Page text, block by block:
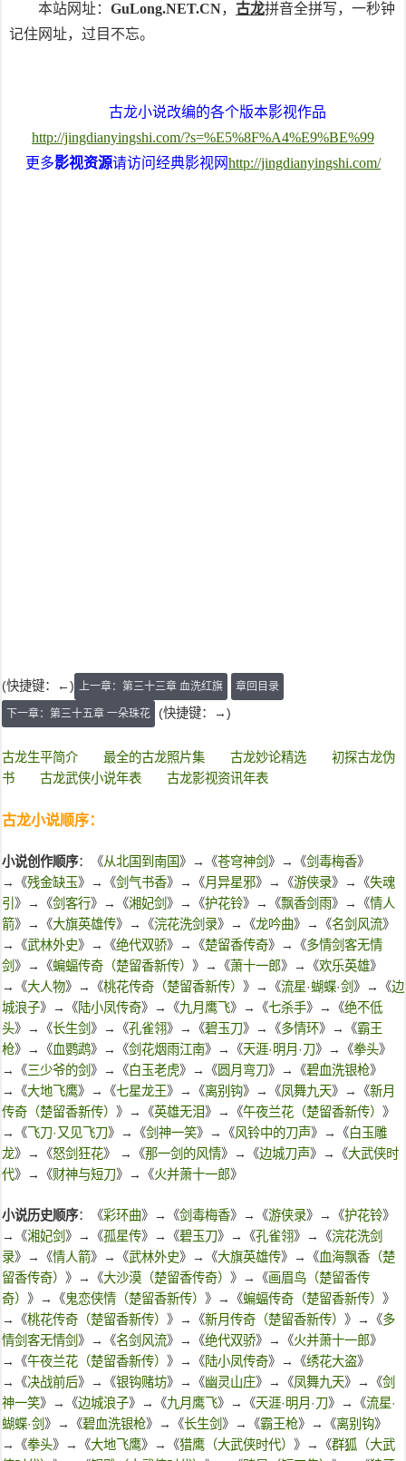
本站网址： GuLong.NET.CN， 古龙拼音全拼写，一秒钟
记住网址，过目不忘。
古龙小说改编的各个版本影视作品
http://jingdianyingshi.com/?s=%E5%8F%A4%E9%BE%99
更多影视资源请访问经典影视网http://jingdianyingshi.com/
(快捷键：←) 上一章：第三十三章 血洗红旗 章回目录
下一章：第三十五章 一朵珠花 (快捷键：→)
古龙生平简介 最全的古龙照片集 古龙妙论精选
初探古龙伪
书
古龙武侠小说年表 古龙影视资讯年表
古龙小说顺序：
小说创作顺序：《从北国到南国》→《苍穹神剑 》→《剑毒梅香》
→《残金缺玉》→《剑气书香》→《月异星邪》→《游侠录》→《失魂
引 》→《剑客行》→《湘妃剑 》→《护花铃》→《飘香剑雨》→《情人
箭》→《大旗英雄传》→《浣花洗剑录》→《龙吟曲》→《名剑风流》
→《武林外史》→《绝代双骄》→《楚留香传奇》→《多情剑客无情
剑 》→《蝙蝠传奇（楚留香新传） 》→《萧十一郎》→《欢乐英雄》
→《大人物》→《桃花传奇（楚留香新传） 》→《流星·蝴蝶·剑 》→《边
城浪子》→《陆小凤传奇》→《九月鹰飞》→《七杀手》→《绝不低
头》→《长生剑 》→《孔雀翎》→《碧玉刀》→《多情环》→《霸王
枪》→《血鹦鹉》→《剑花烟雨江南》→《天涯·明月·刀》→《拳头》
→《三少爷的剑 》→《白玉老虎》→《 圆月弯刀》→《碧血洗银枪》
→《大地飞鹰》→《七星龙王》→《离别钩》→《凤舞九天》→《新月
传奇（楚留香新传） 》→《英雄无泪》→《午夜兰花（楚留香新传） 》
→《飞刀·又见飞刀》→《剑神一笑》→《风铃中的刀声》→《白玉雕
龙》→《怒剑狂花》 →《那一剑的风情》→《边城刀声》→《大武侠时
代》→《财神与短刀》→《火并萧十一郎》
小说历史顺序：《彩环曲》→《剑毒梅香》→《游侠录》→《护花铃》
→《湘妃剑 》→《孤星传》→《碧玉刀》→《孔雀翎》→《浣花洗剑
录》→《情人箭》→《武林外史》→《大旗英雄传》→《血海飘香（楚
留香传奇） 》→《大沙漠（楚留香传奇） 》→《画眉鸟（楚留香传
奇） 》→《鬼恋侠情（楚留香新传） 》→《蝙蝠传奇（楚留香新传） 》
→《桃花传奇（楚留香新传） 》→《新月传奇（楚留香新传） 》→《多
情剑客无情剑 》→《名剑风流》→《绝代双骄》→《火并萧十一郎》
→《午夜兰花（楚留香新传） 》→《陆小凤传奇》→《绣花大盗》
→《决战前后》→《银钩赌坊》→《幽灵山庄》→《凤舞九天》→《剑
神一笑》→《边城浪子》→《九月鹰飞》→《天涯·明月·刀》→《流星·
蝴蝶·剑 》→《碧血洗银枪》→《长生剑 》→《霸王枪》→《离别钩》
→《拳头》→《大地飞鹰》→《猎鹰（大武侠时代） 》→《群狐（大武